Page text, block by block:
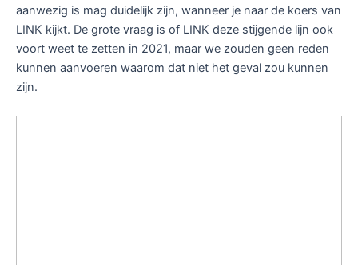
aanwezig is mag duidelijk zijn, wanneer je naar de koers van
LINK kijkt. De grote vraag is of LINK deze stijgende lijn ook
voort weet te zetten in 2021, maar we zouden geen reden
kunnen aanvoeren waarom dat niet het geval zou kunnen
zijn.